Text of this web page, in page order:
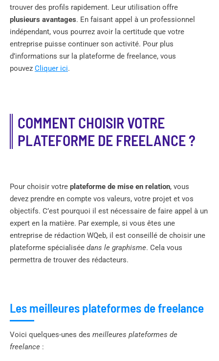
trouver des profils rapidement. Leur utilisation offre
plusieurs avantages. En faisant appel à un professionnel
indépendant, vous pourrez avoir la certitude que votre
entreprise puisse continuer son activité. Pour plus
d’informations sur la plateforme de freelance, vous
pouvez Cliquer ici.
COMMENT CHOISIR VOTRE
PLATEFORME DE FREELANCE ?
Pour choisir votre plateforme de mise en relation, vous
devez prendre en compte vos valeurs, votre projet et vos
objectifs. C’est pourquoi il est nécessaire de faire appel à un
expert en la matière. Par exemple, si vous êtes une
entreprise de rédaction WQeb, il est conseillé de choisir une
plateforme spécialisée dans le graphisme. Cela vous
permettra de trouver des rédacteurs.
Les meilleures plateformes de freelance
Voici quelques-unes des meilleures plateformes de
freelance :